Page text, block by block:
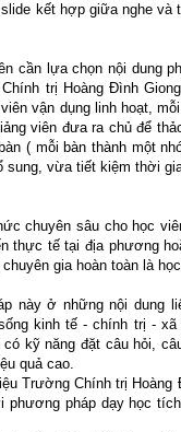
kết hợp giữa nghe và
cần lựa chọn nội dung
trị Hoàng Đình
vận dụng linh hoạt,
viên đưa ra chủ để
( mỗi bàn thành một
sung, vừa tiết kiệm thời
chuyên sâu cho học
thực tế tại địa phương
gia hoàn toàn là
này ở những nội dung
kinh tế - chính trị - xã
kỹ năng đặt câu hỏi,
quả cao.
Trường Chính trị Hoàng
phương pháp dạy học